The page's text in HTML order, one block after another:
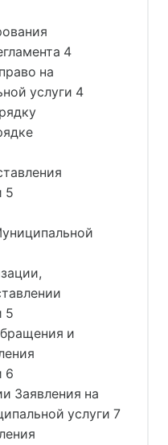
4
на
услуги 4
5
5
и
6
Заявления на
услуги 7